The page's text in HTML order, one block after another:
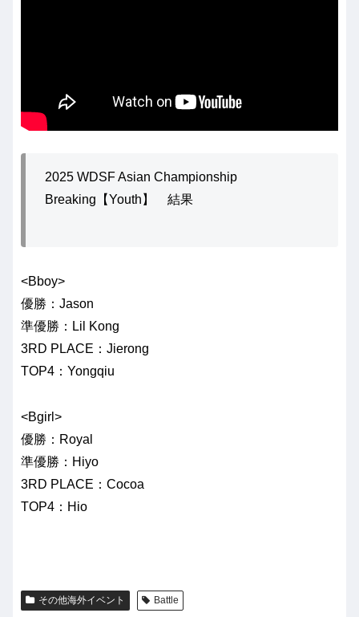
2025 WDSF Asian Championship
Breaking【Youth】 結果
<Bboy>
優勝：Jason
準優勝：Lil Kong
3RD PLACE：Jierong
TOP4：Yongqiu
<Bgirl>
優勝：Royal
準優勝：Hiyo
3RD PLACE：Cocoa
TOP4：Hio
その他海外イベント Battle